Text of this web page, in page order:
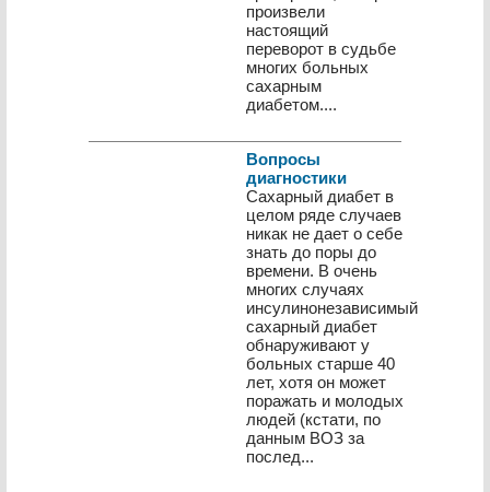
произвели
настоящий
переворот в судьбе
многих больных
сахарным
диабетом....
Вопросы
диагностики
Сахарный диабет в
целом ряде случаев
никак не дает о себе
знать до поры до
времени. В очень
многих слу­чаях
инсулинонезависимый
сахарный диабет
обнару­живают у
больных старше 40
лет, хотя он может
пора­жать и молодых
людей (кстати, по
данным ВОЗ за
послед...